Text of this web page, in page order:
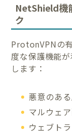
NetShield機
ク
ProtonVPNの
度な保護機能
します：
悪意のあ
マルウェ
ウェブト